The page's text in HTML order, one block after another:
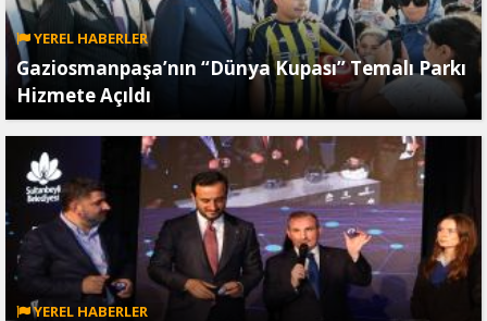
YEREL HABERLER
Gaziosmanpaşa’nın “Dünya Kupası” Temalı Parkı
Hizmete Açıldı
YEREL HABERLER